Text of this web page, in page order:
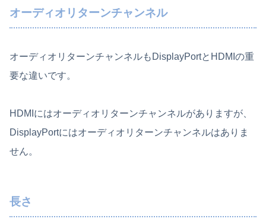
オーディオリターンチャンネル
オーディオリターンチャンネルもDisplayPortとHDMIの重
要な違いです。
HDMIにはオーディオリターンチャンネルがありますが、
DisplayPortにはオーディオリターンチャンネルはありま
せん。
長さ